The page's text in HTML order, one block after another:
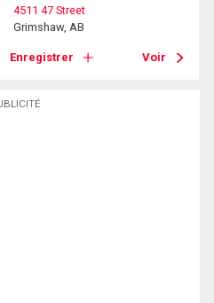
4511 47 Street
Grimshaw, AB
Enregistrer Voir